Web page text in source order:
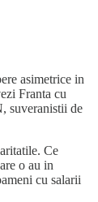
asimetrice in
Franta cu
suveranistii de
Ce
o au in
cu salarii